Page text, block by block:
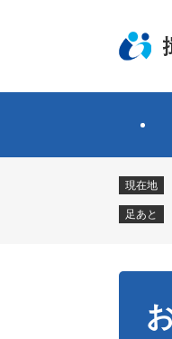
先
す
現在地
足あと